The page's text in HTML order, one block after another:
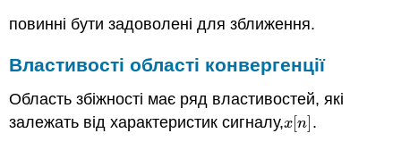
повинні бути задоволені для зближення.
Властивості області конвергенції
Область збіжності має ряд властивостей, які
залежать від характеристик сигналу,x[n]
x[ n] .